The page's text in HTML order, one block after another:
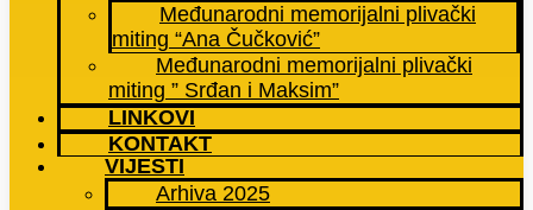
Međunarodni memorijalni plivački
miting “Ana Čučković”
Međunarodni memorijalni plivački
miting ” Srđan i Maksim”
LINKOVI
KONTAKT
VIJESTI
Arhiva 2025